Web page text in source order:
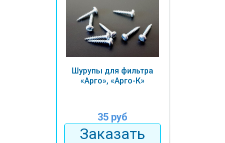
Шурупы для фильтра
«Арго», «Арго-К»
35 руб
Заказать